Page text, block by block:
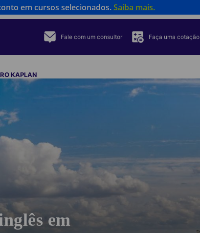
Fale com um consultor Faça uma cotação
KAPLAN
em cursos selecionados.Saiba mais.
em